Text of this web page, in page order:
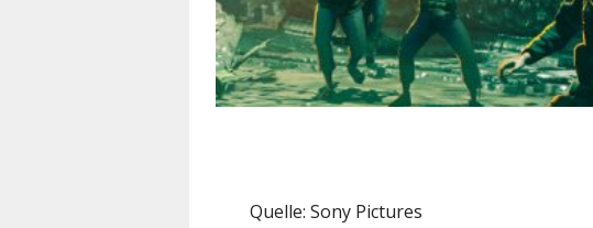
Quelle: Sony Pictures